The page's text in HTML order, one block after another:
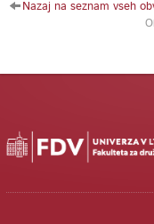
Nazaj na seznam vseh